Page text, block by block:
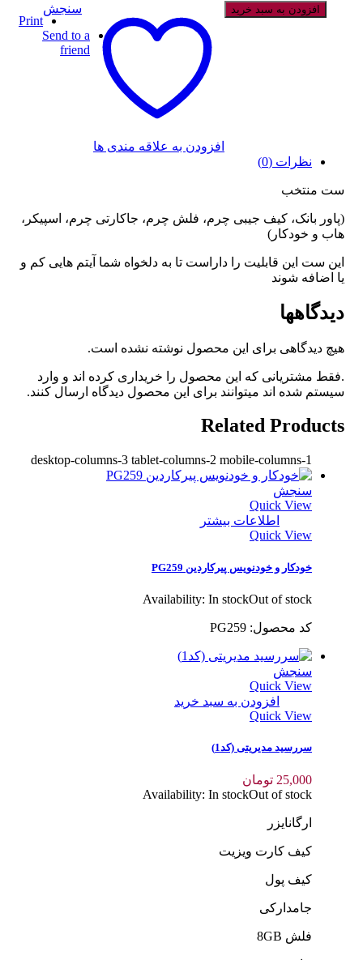
افزودن به سبد خرید
افزودن به علاقه مندی ها
سنجش
Print
Send to a
friend
نظرات (0)
ست منتخب
(پاور بانک، کیف جیبی چرم، فلش چرم، جاکارتی چرم، اسپیکر،
هاب و خودکار)
این ست این قابلیت را داراست تا به دلخواه شما آیتم هایی کم و
یا اضافه شوند
دیدگاهها
هیچ دیدگاهی برای این محصول نوشته نشده است.
.فقط مشتریانی که این محصول را خریداری کرده اند و وارد
سیستم شده اند میتوانند برای این محصول دیدگاه ارسال کنند.
Related Products
desktop-columns-3 tablet-columns-2 mobile-columns-1
سنجش
Quick View
اطلاعات بیشتر
Quick View
خودکار و خودنویس پیرکاردین PG259
Availability:In stockOut of stock
کد محصول: PG259
سنجش
Quick View
افزودن به سبد خرید
Quick View
سررسید مدیریتی (کد1)
25,000 تومان
Availability:In stockOut of stock
ارگانایزر
کیف کارت ویزیت
کیف پول
جامدارکی
فلش 8GB